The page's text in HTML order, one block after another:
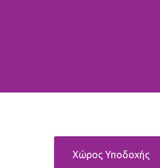
Χώρος Υποδοχής